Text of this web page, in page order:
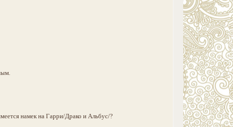
намек на Гарри/Драко и Альбус/?